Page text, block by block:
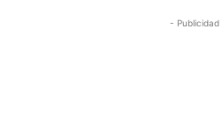
- Publicidad